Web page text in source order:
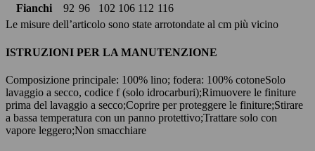
Fianchi
92 96 102 106 112 116
Le misure dell’articolo sono state arrotondate al cm più vicino
ISTRUZIONI PER LA MANUTENZIONE
Composizione principale: 100% lino; fodera: 100% cotoneSolo
lavaggio a secco, codice f (solo idrocarburi);Rimuovere le finiture
prima del lavaggio a secco;Coprire per proteggere le finiture;Stirare
a bassa temperatura con un panno protettivo;Trattare solo con
vapore leggero;Non smacchiare